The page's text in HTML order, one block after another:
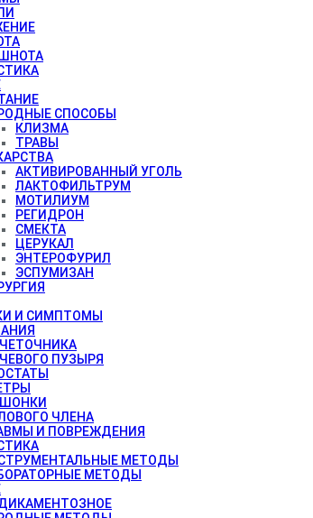
СПОСОБЫ
КЛИЗМА
ТРАВЫ
АКТИВИРОВАННЫЙ УГОЛЬ
ЛАКТОФИЛЬТРУМ
МОТИЛИУМ
РЕГИДРОН
СМЕКТА
ЦЕРУКАЛ
ЭНТЕРОФУРИЛ
ЭСПУМИЗАН
И СИМПТОМЫ
ПУЗЫРЯ
ЧЛЕНА
И ПОВРЕЖДЕНИЯ
МЕТОДЫ
МЕТОДЫ